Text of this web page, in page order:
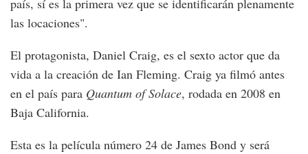
país, sí es la primera vez que se identificarán plenamente
las locaciones".
El protagonista, Daniel Craig, es el sexto actor que da
vida a la creación de Ian Fleming. Craig ya filmó antes
en el país para Quantum of Solace, rodada en 2008 en
Baja California.
Esta es la película número 24 de James Bond y será